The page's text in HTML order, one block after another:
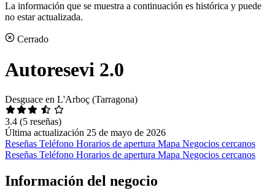
La información que se muestra a continuación es histórica y puede
no estar actualizada.
Cerrado
Autoresevi 2.0
Desguace en L'Arboç (Tarragona)
3.4 (5 reseñas)
Última actualización 25 de mayo de 2026
Reseñas Teléfono Horarios de apertura Mapa Negocios cercanos
Reseñas Teléfono Horarios de apertura Mapa Negocios cercanos
Información del negocio